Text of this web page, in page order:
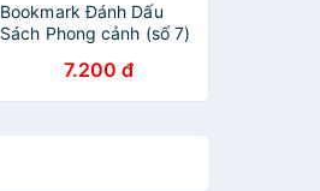
Bookmark Đánh Dấu
Sách Phong cảnh (số 7)
7.200 đ